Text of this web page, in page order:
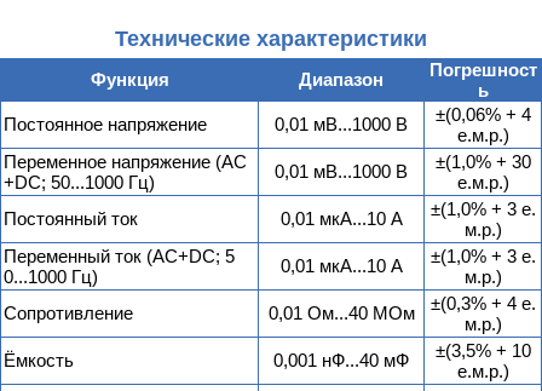
Технические характеристики
Функция Диапазон
Погрешност
ь
Постоянное напряжение
0,01 мВ...1000 В
±(0,06% + 4
е.м.р.)
Переменное напряжение (AC
+DC; 50...1000 Гц)
0,01 мВ...1000 В
±(1,0% + 30
е.м.р.)
Постоянный ток
0,01 мкА...10 А
±(1,0% + 3 е.
м.р.)
Переменный ток (AC+DC; 5
0...1000 Гц)
0,01 мкА...10 А
±(1,0% + 3 е.
м.р.)
Сопротивление
0,01 Ом...40 МОм
±(0,3% + 4 е.
м.р.)
Ёмкость
0,001 нФ...40 мФ
±(3,5% + 10
е.м.р.)